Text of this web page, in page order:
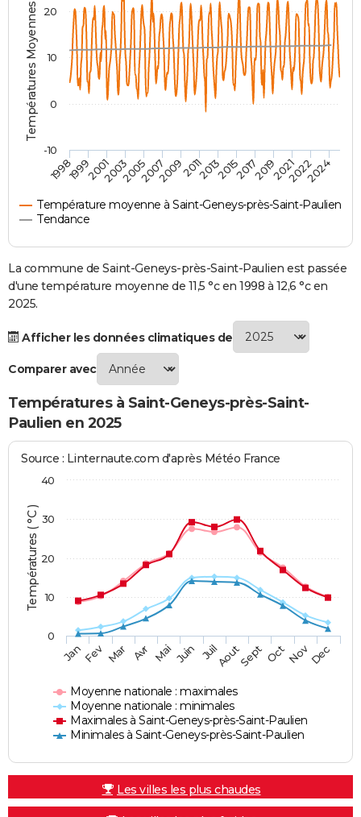
Destinations
City break
Voyage nature
Voyage de noces
Forum
Climat
PHOTO
GUIDES D'ACHAT
BONS PLANS
CARTE DE VOEUX
Carte de Noël
Carte Bonne année
Carte Saint-Valentin
Carte Pâques
Carte d'anniversaire
DICTIONNAIRE
Dictionnaire
Biographies
Citations
Expressions
Proverbes
PROGRAMME TV
COPAINS D'AVANT
S'inscrire
Se connecter
Lycées
Collèges
Primaires
Universités
Entreprises
Service militaire
Avis de recherche
AVIS DE DÉCÈS
FORUM
Bricolage
Lifestyle
Culture
Sport
Auto
Television
Voyage
Cinema
Températures Moyennes ( °C )
Température moyenne à Saint-Geneys-près-Saint-Paulien
Tendance
199819992001200320052007200920112013201520172019202120222024
-10
0
10
20
La commune de Saint-Geneys-près-Saint-Paulien est passée
d'une température moyenne de 11,5 °c en 1998 à 12,6 °c en
2025.
Afficher les données climatiques de
Comparer avec
Températures à Saint-Geneys-près-Saint-
Paulien en 2025
Températures ( °C )
Source : Linternaute.com d'après Météo France
Moyenne nationale : maximales
Moyenne nationale : minimales
Maximales à Saint-Geneys-près-Saint-Paulien
Minimales à Saint-Geneys-près-Saint-Paulien
JanFev Mar Avr Mai Juin JuilAoutSept OctNovDec
0
10
20
30
40
Les villes les plus chaudes